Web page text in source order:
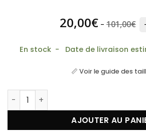
20,00€ - 101,00€
En stock - Date de livraison
📏 Voir le guide des
quantité de Bracelet argent
AJOUTER AU